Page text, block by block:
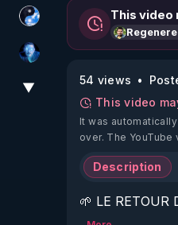
Chercheur de vérité
AH2020
▼
This video
54 views
This video
It was
over. The
Description
🌱 LE RETOUR